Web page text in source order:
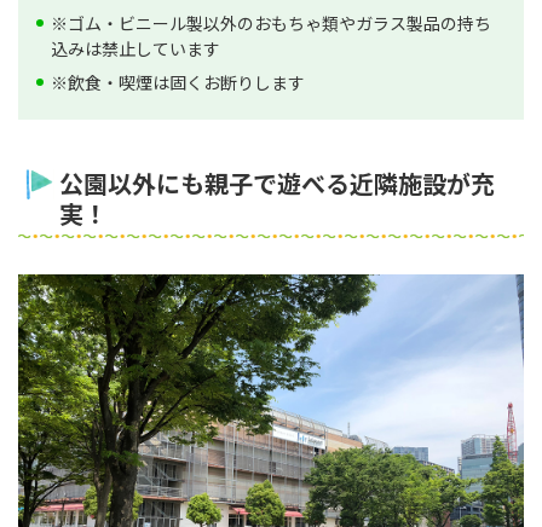
※ゴム・ビニール製以外のおもちゃ類やガラス製品の持ち
込みは禁止しています
※飲食・喫煙は固くお断りします
公園以外にも親子で遊べる近隣施設が充
実！